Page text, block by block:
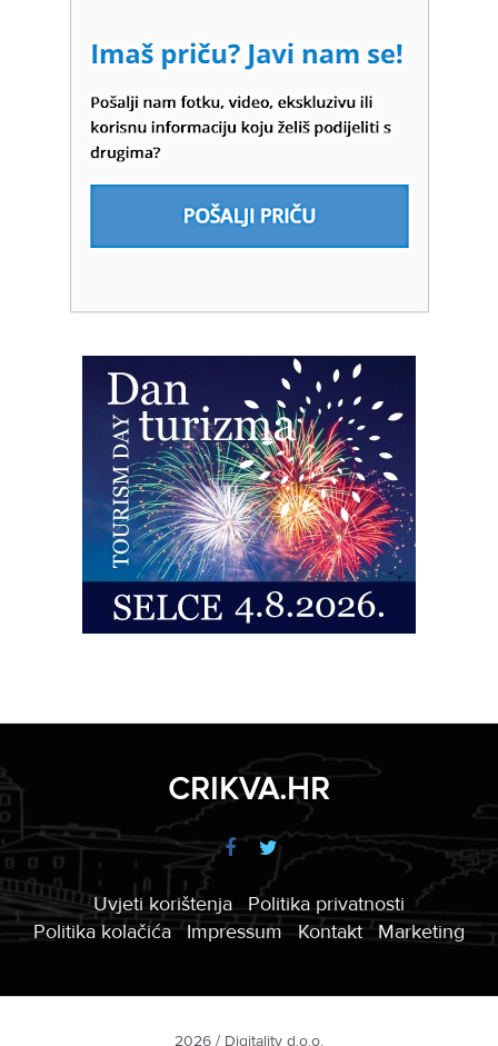
CRIKVA.HR
Uvjeti korištenja
Politika privatnosti
Politika kolačića
Impressum Kontakt Marketing
2026 / Digitality d.o.o.